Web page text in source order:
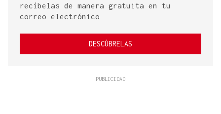
recíbelas de manera gratuita en tu
correo electrónico
DESCÚBRELAS